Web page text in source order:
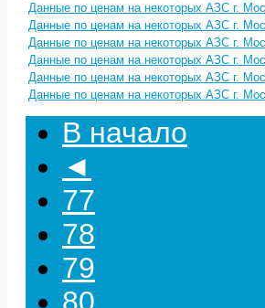
Данные по ценам на некоторых АЗС г.
Данные по ценам на некоторых АЗС г.
Данные по ценам на некоторых АЗС г.
Данные по ценам на некоторых АЗС г.
Данные по ценам на некоторых АЗС г.
Данные по ценам на некоторых АЗС г.
В начало
◄
77
78
79